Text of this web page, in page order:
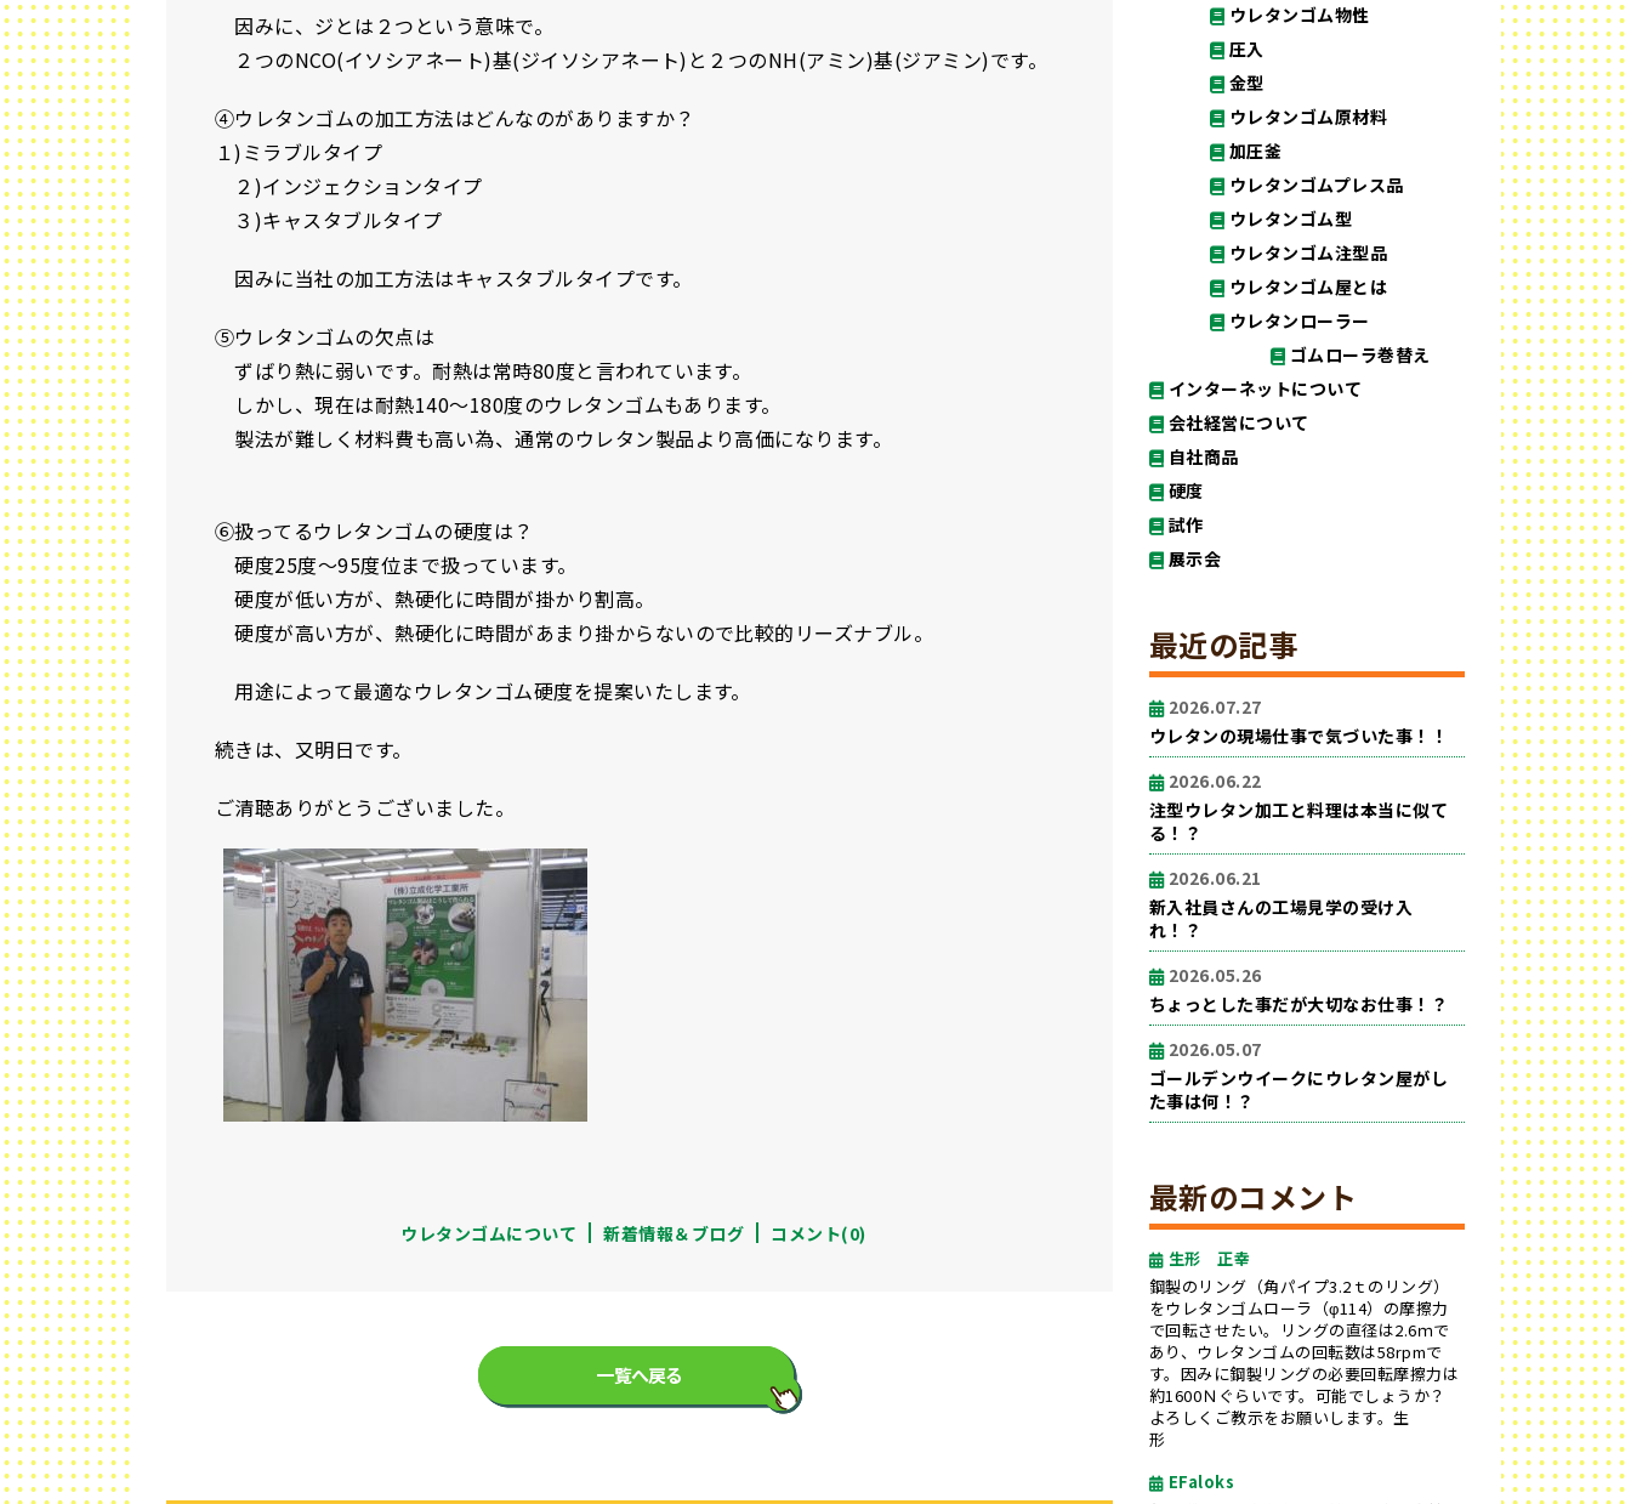
因みに、ジとは２つという意味で。
２つのNCO(イソシアネート)基(ジイソシアネート)と２つのNH(アミン)基(ジアミン)です。
④ウレタンゴムの加工方法はどんなのがありますか？
１)ミラブルタイプ
２)インジェクションタイプ
３)キャスタブルタイプ
因みに当社の加工方法はキャスタブルタイプです。
⑤ウレタンゴムの欠点は
ずばり熱に弱いです。耐熱は常時80度と言われています。
しかし、現在は耐熱140～180度のウレタンゴムもあります。
製法が難しく材料費も高い為、通常のウレタン製品より高価になります。
⑥扱ってるウレタンゴムの硬度は？
硬度25度～95度位まで扱っています。
硬度が低い方が、熱硬化に時間が掛かり割高。
硬度が高い方が、熱硬化に時間があまり掛からないので比較的リーズナブル。
用途によって最適なウレタンゴム硬度を提案いたします。
続きは、又明日です。
ご清聴ありがとうございました。
ウレタンゴムについて 新着情報＆ブログ コメント(0)
一覧へ戻る
ウレタンゴム物性
圧入
金型
ウレタンゴム原材料
加圧釜
ウレタンゴムプレス品
ウレタンゴム型
ウレタンゴム注型品
ウレタンゴム屋とは
ウレタンローラー
ゴムローラ巻替え
インターネットについて
会社経営について
自社商品
硬度
試作
展示会
最近の記事
2026.07.27
ウレタンの現場仕事で気づいた事！！
2026.06.22
注型ウレタン加工と料理は本当に似て
る！？
2026.06.21
新入社員さんの工場見学の受け入
れ！？
2026.05.26
ちょっとした事だが大切なお仕事！？
2026.05.07
ゴールデンウイークにウレタン屋がし
た事は何！？
最新のコメント
生形 正幸
鋼製のリング（角パイプ3.2ｔのリング）
をウレタンゴムローラ（φ114）の摩擦力
で回転させたい。リングの直径は2.6ｍで
あり、ウレタンゴムの回転数は58rpmで
す。因みに鋼製リングの必要回転摩擦力は
約1600Ｎぐらいです。可能でしょうか？
よろしくご教示をお願いします。生
形
EFaloks